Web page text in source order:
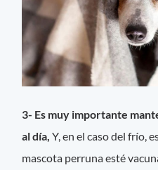
3- Es muy importante
al día,Y, en el caso del frío,
mascota perruna esté